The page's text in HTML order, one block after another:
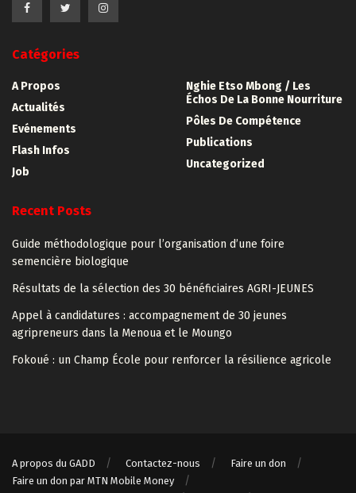
Catégories
A Propos
Actualités
Evénements
Flash Infos
Job
Nghie Etso Mbong / Les
Échos De La Bonne Nourriture
Pôles De Compétence
Publications
Uncategorized
Recent Posts
Guide méthodologique pour l’organisation d’une foire
semencière biologique
Résultats de la sélection des 30 bénéficiaires AGRI-JEUNES
Appel à candidatures : accompagnement de 30 jeunes
agripreneurs dans la Menoua et le Moungo
Fokoué : un Champ École pour renforcer la résilience agricole
A propos du GADD Contactez-nous
Faire un don
Faire un don par MTN Mobile Money